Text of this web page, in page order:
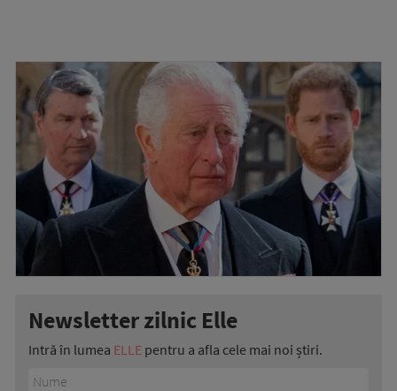
Newsletter zilnic Elle
Intră în lumea ELLE pentru a afla cele mai noi știri.